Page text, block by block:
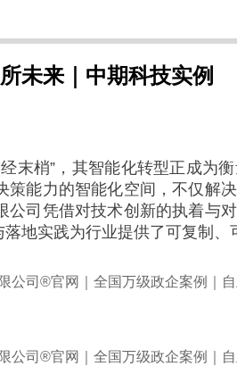
未来｜中期科技实例
末梢”，其智能化转型正成
能力的智能化空间，不仅解
司凭借对技术创新的执着与
地实践为行业提供了可复制、